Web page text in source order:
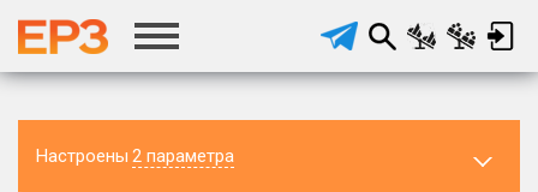
Настроены 2 параметра